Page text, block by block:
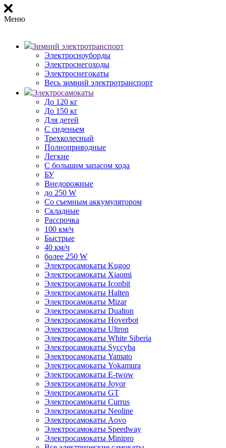
Меню
Зимний электротранспорт
Электросноуборды
Электроснегоходы
Электроснегокаты
Весь зимний электротранспорт
Электросамокаты
До 120 кг
До 150 кг
Для детей
С сиденьем
Трехколесный
Полноприводные
Легкие
С большим запасом хода
БУ
Внедорожные
до 250 W
Со съемным аккумулятором
Складные
Рассрочка
100 км/ч
Быстрые
40 км/ч
более 250 W
Электросамокаты Kugoo
Электросамокаты Xiaomi
Электросамокаты Iconbit
Электросамокаты Halten
Электросамокаты Mizar
Электросамокаты Dualton
Электросамокаты Hoverbot
Электросамокаты Ultron
Электросамокаты White Siberia
Электросамокаты Syccyba
Электросамокаты Yamato
Электросамокаты Yokamura
Электросамокаты E-twow
Электросамокаты Joyor
Электросамокаты GT
Электросамокаты Currus
Электросамокаты Neoline
Электросамокаты Aovo
Электросамокаты Speedway
Электросамокаты Minipro